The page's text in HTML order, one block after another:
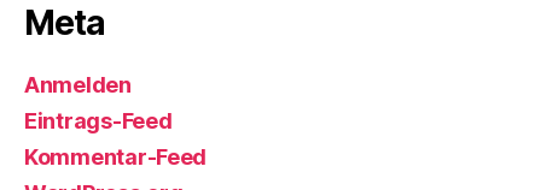
Meta
Anmelden
Eintrags-Feed
Kommentar-Feed